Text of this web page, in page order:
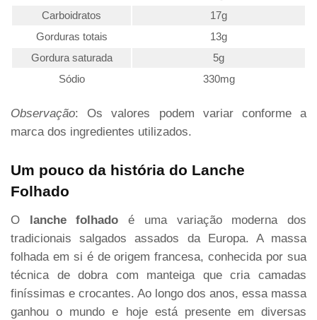
Carboidratos
17g
Gorduras totais
13g
Gordura saturada
5g
Sódio
330mg
Observação: Os valores podem variar conforme a
marca dos ingredientes utilizados.
Um pouco da história do Lanche
Folhado
O lanche folhado é uma variação moderna dos
tradicionais salgados assados da Europa. A massa
folhada em si é de origem francesa, conhecida por sua
técnica de dobra com manteiga que cria camadas
finíssimas e crocantes. Ao longo dos anos, essa massa
ganhou o mundo e hoje está presente em diversas